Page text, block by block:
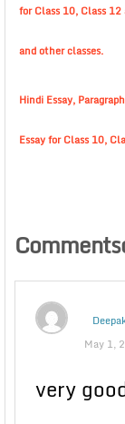
for Class 10, Class
and other classes.
Hindi Essay,
Essay for Class 10,
May 1,
very